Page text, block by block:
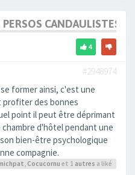
CANDAULISTES
4
#2948974
former ainsi, c'est une
profiter des bonnes
point il peut être déprimant
d'hôtel pendant une
bien-être psychologique
compagnie.
Cocucornu et 1 autres a liké